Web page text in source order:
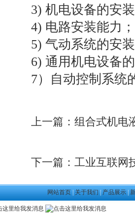
3) 机电设备的安
4) 电路安装能力；
5) 气动系统的安
6) 通用机电设备
7）自动控制系统
上一篇： 组合式机电
下一篇： 工业互联网
网站首页 关于我们 产品展示